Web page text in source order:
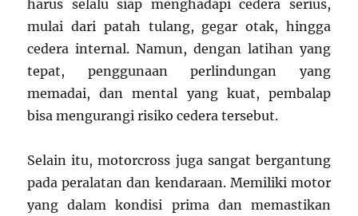
harus selalu siap menghadapi cedera serius,
mulai dari patah tulang, gegar otak, hingga
cedera internal. Namun, dengan latihan yang
tepat, penggunaan perlindungan yang
memadai, dan mental yang kuat, pembalap
bisa mengurangi risiko cedera tersebut.
Selain itu, motorcross juga sangat bergantung
pada peralatan dan kendaraan. Memiliki motor
yang dalam kondisi prima dan memastikan